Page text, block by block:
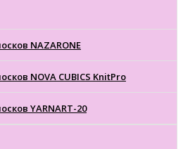
NAZARONE
NOVA CUBICS KnitPro
YARNART-20